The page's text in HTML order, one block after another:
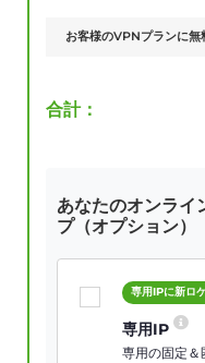
お客様のVPNプランに無
合計：
あなたのオンライ
プ（オプション）
専用IPに新ロ
専用IP
専用の固定